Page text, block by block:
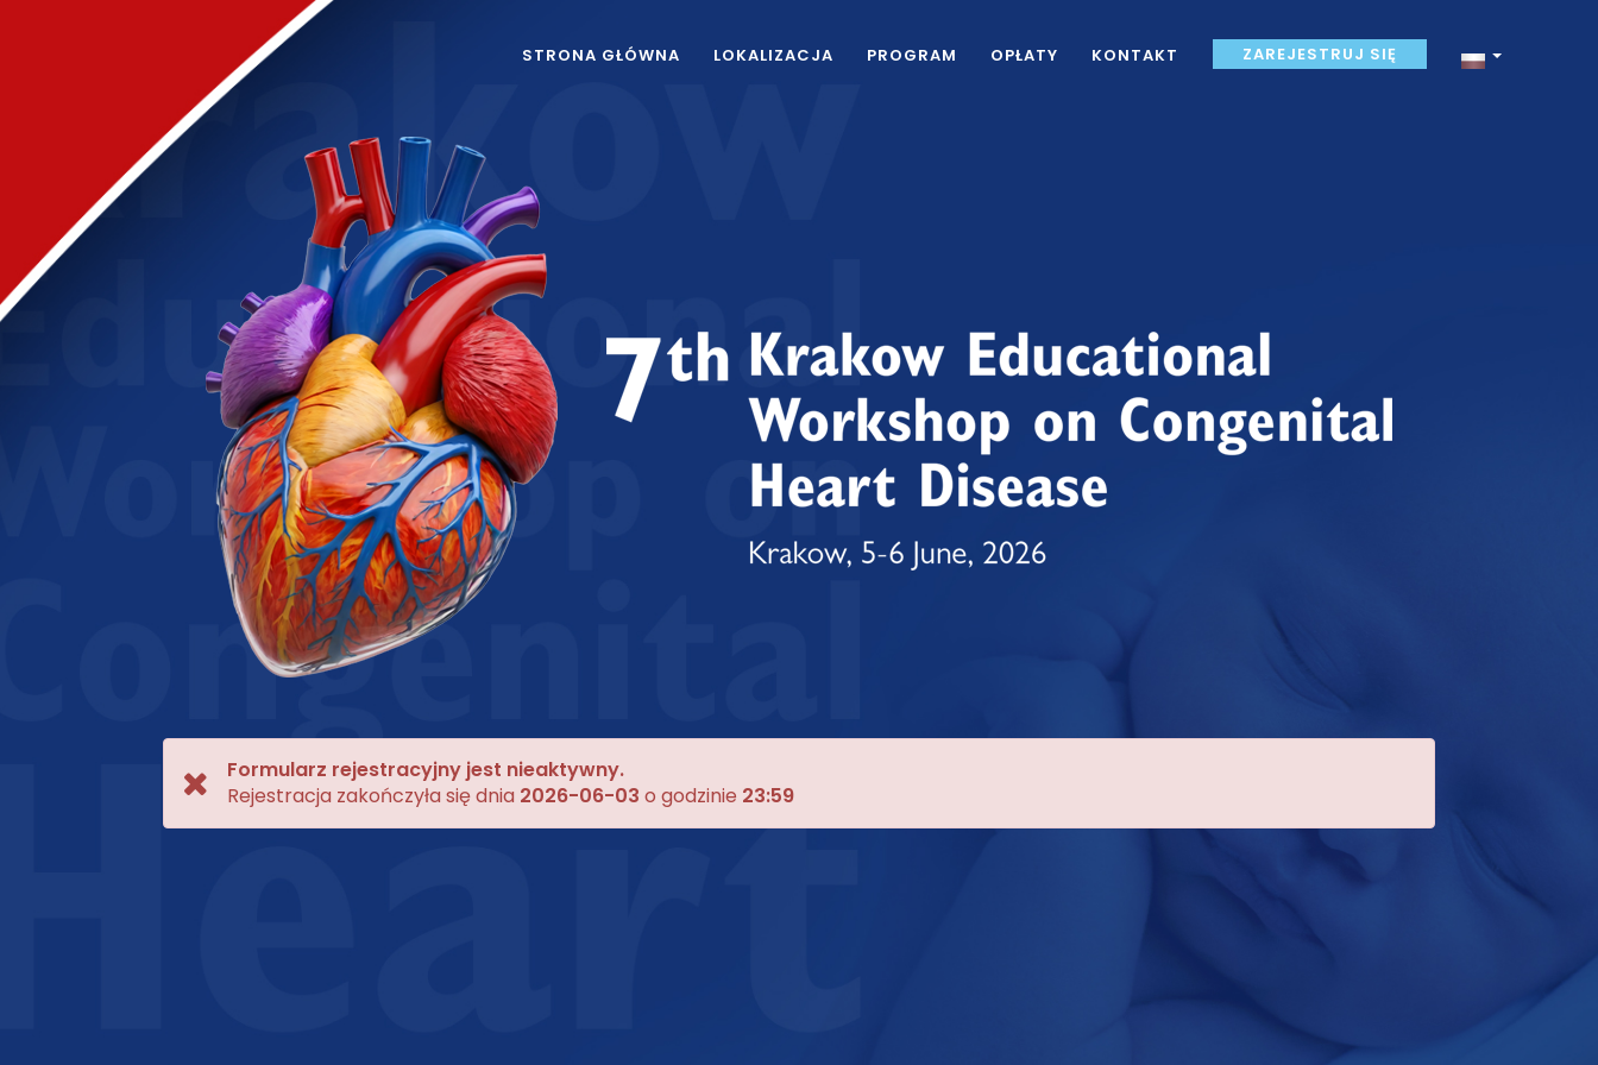
STRONA GŁÓWNA LOKALIZACJA PROGRAM OPŁATY KONTAKT ZAREJESTRUJ SIĘ
Formularz rejestracyjny jest nieaktywny.
Rejestracja zakończyła się dnia 2026-06-03 o godzinie 23:59